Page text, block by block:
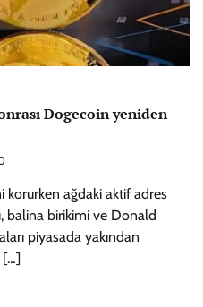
Dogecoin yeniden
ağdaki aktif adres
balina birikimi ve Donald
piyasada yakından
[…]